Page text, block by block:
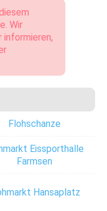
Wir
informieren,
Flohschanze
Eissporthalle
Farmsen
Hansaplatz